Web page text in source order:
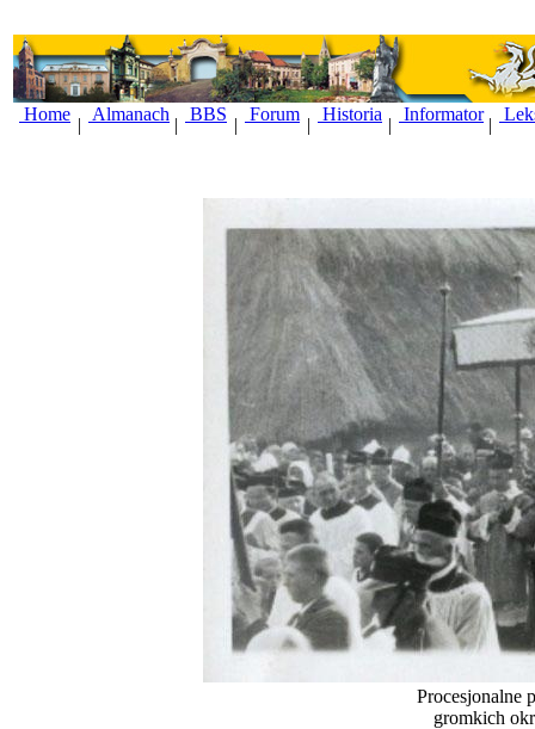
Home
|
Almanach
|
BBS
|
Forum
|
Historia
|
Informator
|
Procesjonalne
gromkich